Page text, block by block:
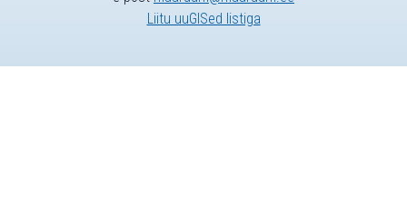
Liitu uuGISed listiga